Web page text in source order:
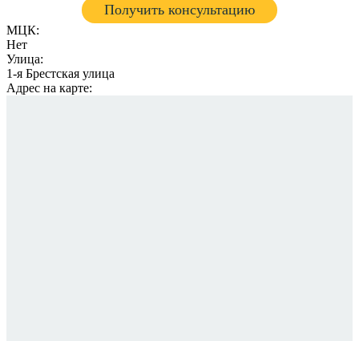
Получить консультацию
МЦК:
Нет
Улица:
1-я Брестская улица
Адрес на карте: